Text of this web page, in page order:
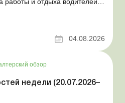
Со 2 августа
отдельных периодов
04.08.2026
обзор
недели (20.07.2026–